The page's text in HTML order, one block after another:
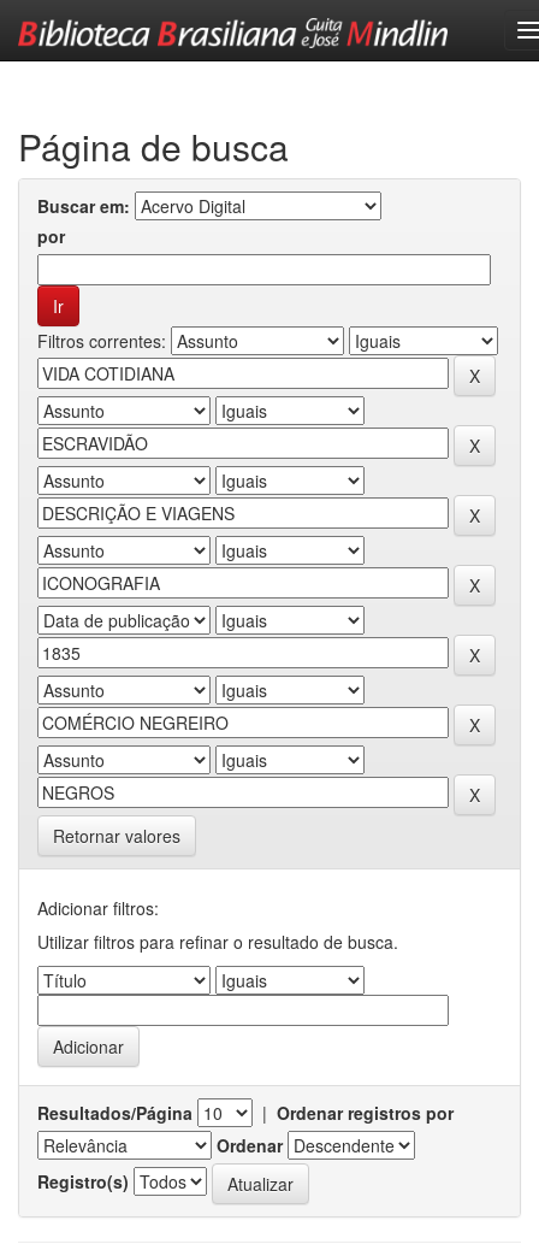
Página de busca
Buscar em:
por
Filtros correntes:
Retornar valores
Adicionar filtros:
Utilizar filtros para refinar o resultado de busca.
Resultados/Página | Ordenar registros por
Ordenar
Registro(s)